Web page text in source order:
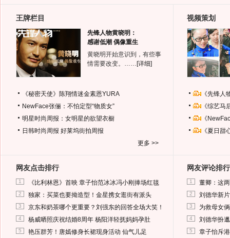
王牌栏目
先锋人物黄晓明：
感谢低潮 偶像重生
黄晓明开始意识到，有些事
情需要改变。…… [详细]
《秘密天使》陈翔情迷金素恩YURA
NewFace张俪：不怕定型“物质女”
明星时尚周报：女明星的欲望衣橱
日韩时尚周报 好莱坞街拍周报
更多 >>
视频策划
《先锋
《综艺
《
《夏日
网友点击排行
1 《比利林恩》首映 章子怡范冰冰冯小刚捧场红毯
2 独家：买菜也要拗造型！金星携女逛街有派头
3 京东和奶茶哪个更重要？刘强东的回答全场大笑！
4 杨威晒照庆祝结婚8周年 杨阳洋轻抚妈妈孕肚
5 艳压群芳！唐嫣修身长裙现身活动 仙气儿足
网友评论排行
1 董卿：这
2 刘德华新
3 为救母女
4 刘德华扮
5 章子怡斥